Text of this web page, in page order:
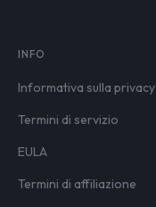
INFO
Informativa sulla privacy
Termini di servizio
EULA
Termini di affiliazione